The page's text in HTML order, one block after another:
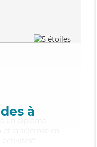
à
un diplôme
la sclérose en